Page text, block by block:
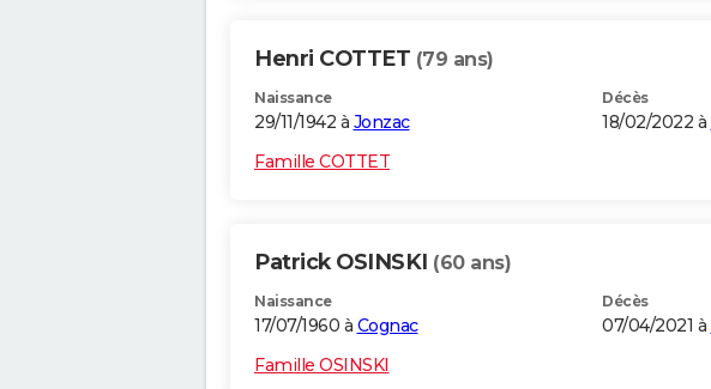
Henri COTTET (79 ans)
Naissance
29/11/1942 à Jonzac
Décès
18/02/2022 à
Famille COTTET
Patrick OSINSKI (60 ans)
Naissance
17/07/1960 à Cognac
Décès
07/04/2021 à
Famille OSINSKI